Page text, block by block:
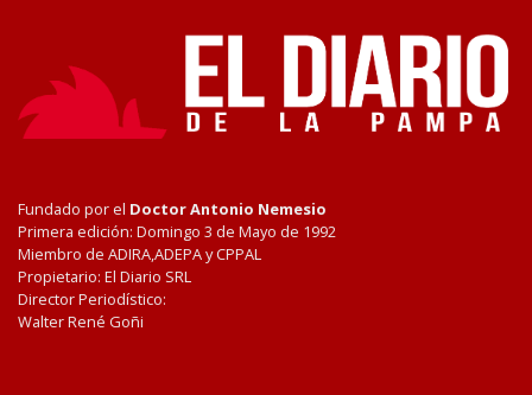
Fundado por el Doctor Antonio Nemesio
Primera edición: Domingo 3 de Mayo de 1992
Miembro de ADIRA,ADEPA y CPPAL
Propietario: El Diario SRL
Director Periodístico:
Walter René Goñi